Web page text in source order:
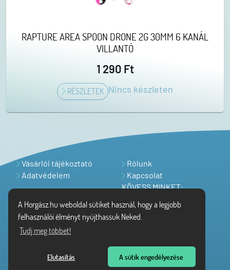
A Horgász.hu weboldal sütiket használ, hogy a legjobb
felhasználói élményt nyújthassuk Neked.
Tudj meg többet!
Elutasítás A sütik engedélyezése
RAPTURE AREA SPOON DRONE 2G 30MM 6 KANÁL
VILLANTÓ
1 290 Ft
RÉSZLETEK Nincs készleten
Vásárlói tájékoztató
Adatvédelem
Rólunk
Kapcsolat
KÖVESS MINKET: